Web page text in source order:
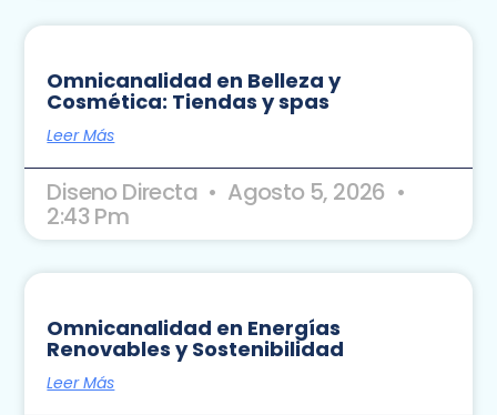
Omnicanalidad en Belleza y
Cosmética: Tiendas y spas
Leer Más
Diseno Directa Agosto 5, 2026
2:43 Pm
Omnicanalidad en Energías
Renovables y Sostenibilidad
Leer Más